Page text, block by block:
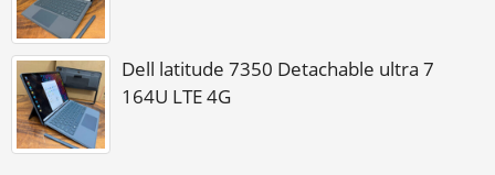
Dell latitude 7350 Detachable ultra 7
164U LTE 4G